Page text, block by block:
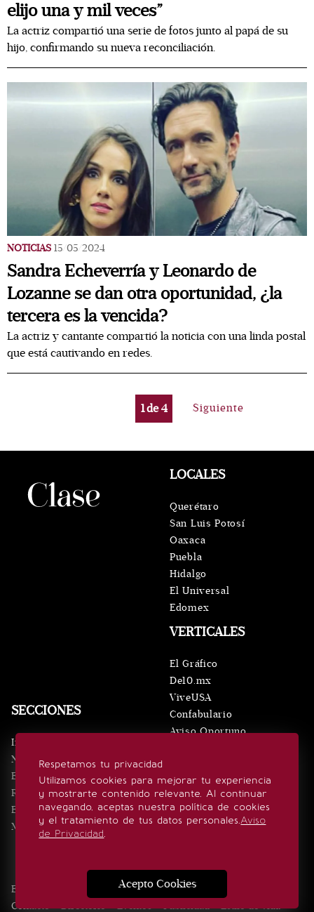
elijo una y mil veces”
La actriz compartió una serie de fotos junto al papá de su
hijo, confirmando su nueva reconciliación.
NOTICIAS 15/05/2024
Sandra Echeverría y Leonardo de
Lozanne se dan otra oportunidad, ¿la
tercera es la vencida?
La actriz y cantante compartió la noticia con una linda postal
que está cautivando en redes.
1de4 Siguiente
Respetamos tu privacidad
Utilizamos cookies para mejorar tu experiencia
y mostrarte contenido relevante. Al continuar
navegando, aceptas nuestra política de cookies
y el tratamiento de tus datos personales.Aviso
de Privacidad.
Acepto Cookies
SECCIONES
Inicio
Noticias
Eventos
Realeza
Estilo de vida
Minuto x Minuto
VERTICALES
El Gráfico
De10.mx
ViveUSA
Confabulario
Aviso Oportuno
LOCALES
Querétaro
San Luis Potosí
Oaxaca
Puebla
Hidalgo
El Universal
Edomex
SÍGUENOS
Edición Impresa Noticias Quiénes somos
Contacto
Directorio Eventos Publicidad Estilo de vida